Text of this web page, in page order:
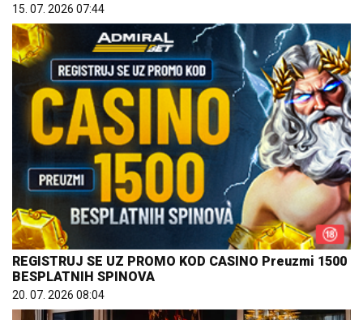
15. 07. 2026 07:44
REGISTRUJ SE UZ PROMO KOD CASINO Preuzmi 1500
BESPLATNIH SPINOVA
20. 07. 2026 08:04